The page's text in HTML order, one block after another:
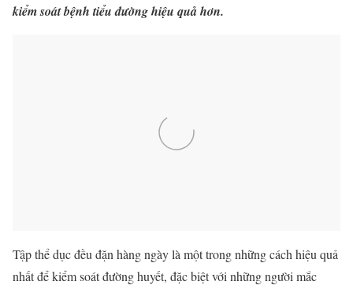
kiểm soát bệnh tiểu đường hiệu quả hơn.
Tập thể dục đều đặn hàng ngày là một trong những cách hiệu quả
nhất để kiểm soát đường huyết, đặc biệt với những người mắc